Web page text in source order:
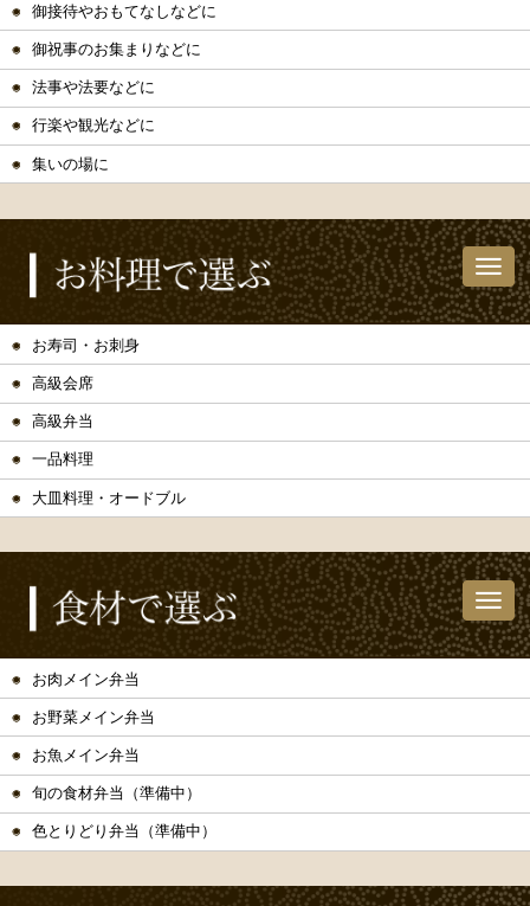
御接待やおもてなしなどに
御祝事のお集まりなどに
法事や法要などに
行楽や観光などに
集いの場に
お寿司・お刺身
高級会席
高級弁当
一品料理
大皿料理・オードブル
お肉メイン弁当
お野菜メイン弁当
お魚メイン弁当
旬の食材弁当（準備中）
色とりどり弁当（準備中）